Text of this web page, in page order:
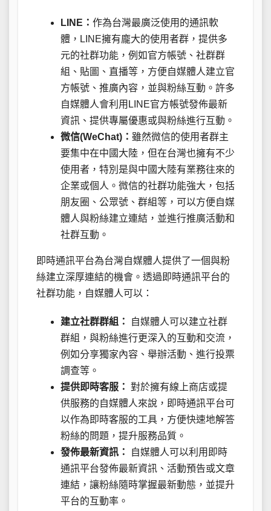
LINE： 作為台灣最廣泛使用的通訊軟
體，LINE擁有龐大的使用者群，提供多
元的社群功能，例如官方帳號、社群群
組、貼圖、直播等，方便自媒體人建立官
方帳號、推廣內容，並與粉絲互動。許多
自媒體人會利用LINE官方帳號發佈最新
資訊、提供專屬優惠或與粉絲進行互動。
微信(WeChat)： 雖然微信的使用者群主
要集中在中國大陸，但在台灣也擁有不少
使用者，特別是與中國大陸有業務往來的
企業或個人。微信的社群功能強大，包括
朋友圈、公眾號、群組等，可以方便自媒
體人與粉絲建立連結，並進行推廣活動和
社群互動。
即時通訊平台為台灣自媒體人提供了一個與粉
絲建立深厚連結的機會。透過即時通訊平台的
社群功能，自媒體人可以：
建立社群群組：
自媒體人可以建立社群
群組，與粉絲進行更深入的互動和交流，
例如分享獨家內容、舉辦活動、進行投票
調查等。
提供即時客服： 對於擁有線上商店或提
供服務的自媒體人來說，即時通訊平台可
以作為即時客服的工具，方便快速地解答
粉絲的問題，提升服務品質。
發佈最新資訊：
自媒體人可以利用即時
通訊平台發佈最新資訊、活動預告或文章
連結，讓粉絲隨時掌握最新動態，並提升
平台的互動率。